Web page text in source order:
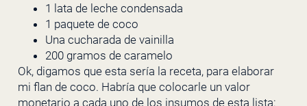
1 lata de leche condensada
1 paquete de coco
Una cucharada de vainilla
200 gramos de caramelo
Ok, digamos que esta sería la receta, para elaborar
mi flan de coco. Habría que colocarle un valor
monetario a cada uno de los insumos de esta lista: